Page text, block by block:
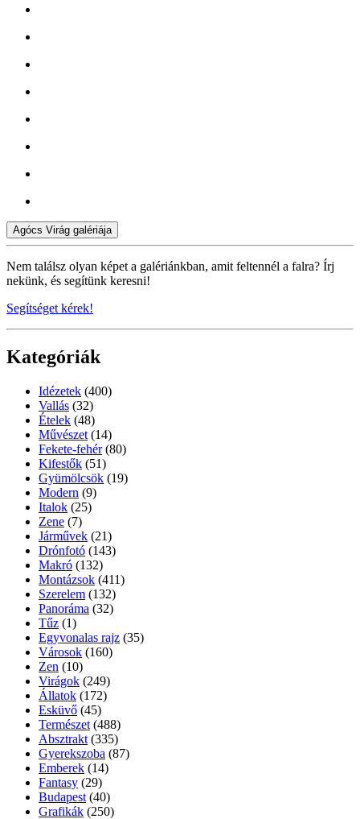
Agócs Virág galériája
Nem találsz olyan képet a galériánkban, amit feltennél a falra? Írj
nekünk, és segítünk keresni!
Segítséget kérek!
Kategóriák
Idézetek (400)
Vallás (32)
Ételek (48)
Művészet (14)
Fekete-fehér (80)
Kifestők (51)
Gyümölcsök (19)
Modern (9)
Italok (25)
Zene (7)
Járművek (21)
Drónfotó (143)
Makró (132)
Montázsok (411)
Szerelem (132)
Panoráma (32)
Tűz (1)
Egyvonalas rajz (35)
Városok (160)
Zen (10)
Virágok (249)
Állatok (172)
Esküvő (45)
Természet (488)
Absztrakt (335)
Gyerekszoba (87)
Emberek (14)
Fantasy (29)
Budapest (40)
Grafikák (250)